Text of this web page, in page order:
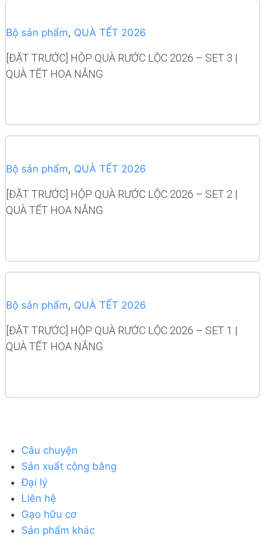
Bộ sản phẩm, QUÀ TẾT 2026
[ĐẶT TRƯỚC] HỘP QUÀ RƯỚC LỘC 2026 – SET 3 |
QUÀ TẾT HOA NẮNG
Bộ sản phẩm, QUÀ TẾT 2026
[ĐẶT TRƯỚC] HỘP QUÀ RƯỚC LỘC 2026 – SET 2 |
QUÀ TẾT HOA NẮNG
Bộ sản phẩm, QUÀ TẾT 2026
[ĐẶT TRƯỚC] HỘP QUÀ RƯỚC LỘC 2026 – SET 1 |
QUÀ TẾT HOA NẮNG
Câu chuyện
Sản xuất công bằng
Đại lý
Liên hệ
Gạo hữu cơ
Sản phẩm khác